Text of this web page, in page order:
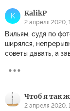
K KalikP
2 апреля 2020,
Вильям, судя по
ширялся,
советы давать, а
Чтоб я так
2 апреля 2020,